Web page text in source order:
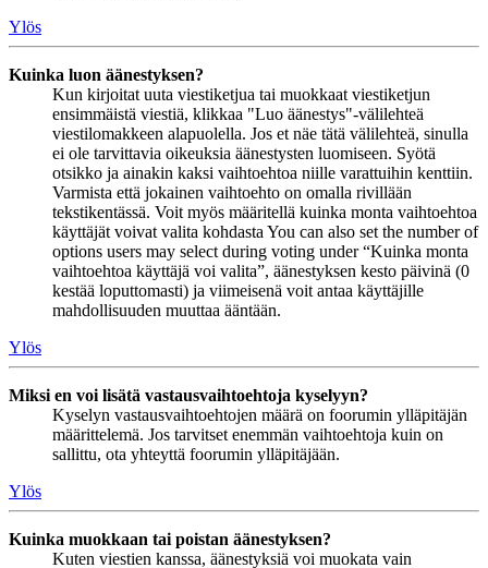
Ylös
Kuinka luon äänestyksen?
Kun kirjoitat uuta viestiketjua tai muokkaat viestiketjun
ensimmäistä viestiä, klikkaa "Luo äänestys"-välilehteä
viestilomakkeen alapuolella. Jos et näe tätä välilehteä, sinulla
ei ole tarvittavia oikeuksia äänestysten luomiseen. Syötä
otsikko ja ainakin kaksi vaihtoehtoa niille varattuihin kenttiin.
Varmista että jokainen vaihtoehto on omalla rivillään
tekstikentässä. Voit myös määritellä kuinka monta vaihtoehtoa
käyttäjät voivat valita kohdasta You can also set the number of
options users may select during voting under “Kuinka monta
vaihtoehtoa käyttäjä voi valita”, äänestyksen kesto päivinä (0
kestää loputtomasti) ja viimeisenä voit antaa käyttäjille
mahdollisuuden muuttaa ääntään.
Ylös
Miksi en voi lisätä vastausvaihtoehtoja kyselyyn?
Kyselyn vastausvaihtoehtojen määrä on foorumin ylläpitäjän
määrittelemä. Jos tarvitset enemmän vaihtoehtoja kuin on
sallittu, ota yhteyttä foorumin ylläpitäjään.
Ylös
Kuinka muokkaan tai poistan äänestyksen?
Kuten viestien kanssa, äänestyksiä voi muokata vain